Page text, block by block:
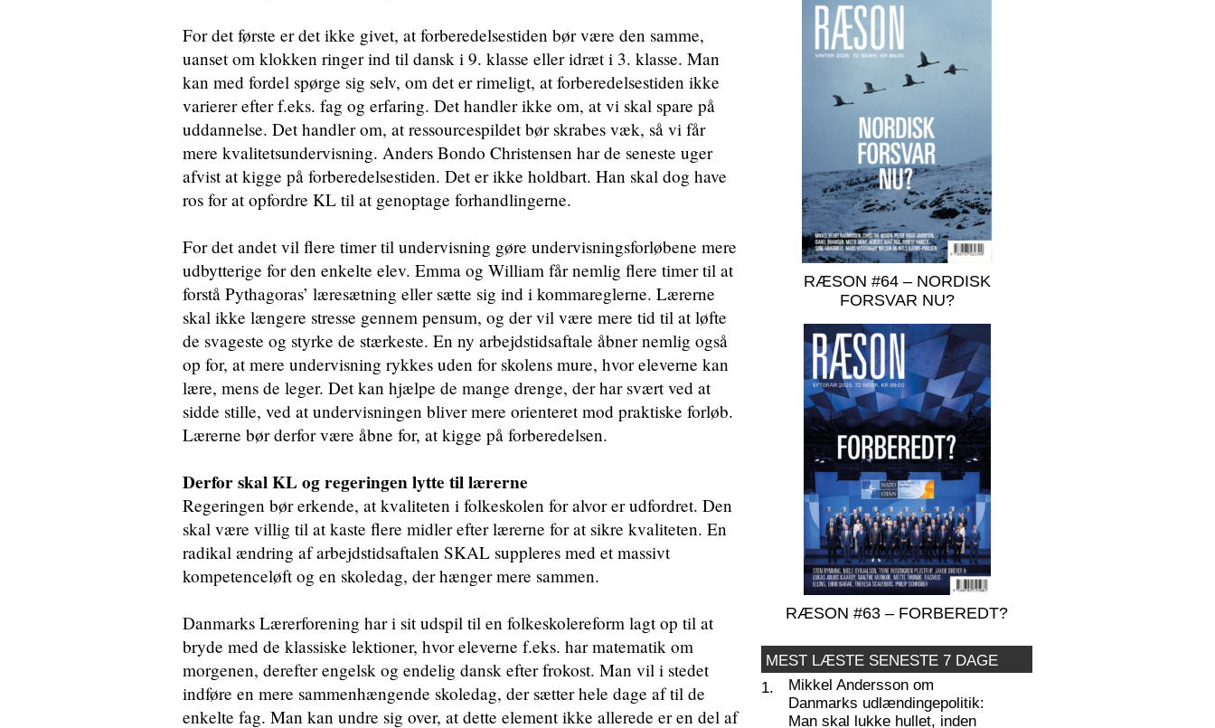
For det første er det ikke givet, at forberedelsestiden bør være den samme,
uanset om klokken ringer ind til dansk i 9. klasse eller idræt i 3. klasse. Man
kan med fordel spørge sig selv, om det er rimeligt, at forberedelsestiden ikke
varierer efter f.eks. fag og erfaring. Det handler ikke om, at vi skal spare på
uddannelse. Det handler om, at ressourcespildet bør skrabes væk, så vi får
mere kvalitetsundervisning. Anders Bondo Christensen har de seneste uger
afvist at kigge på forberedelsestiden. Det er ikke holdbart. Han skal dog have
ros for at opfordre KL til at genoptage forhandlingerne.
For det andet vil flere timer til undervisning gøre undervisningsforløbene mere
udbytterige for den enkelte elev. Emma og William får nemlig flere timer til at
forstå Pythagoras’ læresætning eller sætte sig ind i kommareglerne. Lærerne
skal ikke længere stresse gennem pensum, og der vil være mere tid til at løfte
de svageste og styrke de stærkeste. En ny arbejdstidsaftale åbner nemlig også
op for, at mere undervisning rykkes uden for skolens mure, hvor eleverne kan
lære, mens de leger. Det kan hjælpe de mange drenge, der har svært ved at
sidde stille, ved at undervisningen bliver mere orienteret mod praktiske forløb.
Lærerne bør derfor være åbne for, at kigge på forberedelsen.
Derfor skal KL og regeringen lytte til lærerne
Regeringen bør erkende, at kvaliteten i folkeskolen for alvor er udfordret. Den
skal være villig til at kaste flere midler efter lærerne for at sikre kvaliteten. En
radikal ændring af arbejdstidsaftalen SKAL suppleres med et massivt
kompetenceløft og en skoledag, der hænger mere sammen.
Danmarks Lærerforening har i sit udspil til en folkeskolereform lagt op til at
bryde med de klassiske lektioner, hvor eleverne f.eks. har matematik om
morgenen, derefter engelsk og endelig dansk efter frokost. Man vil i stedet
indføre en mere sammenhængende skoledag, der sætter hele dage af til de
enkelte fag. Man kan undre sig over, at dette element ikke allerede er en del af
RÆSON #64 – NORDISK
FORSVAR NU?
RÆSON #63 – FORBEREDT?
MEST LÆSTE SENESTE 7 DAGE
1.
Mikkel Andersson om
Danmarks udlændingepolitik:
Man skal lukke hullet, inden